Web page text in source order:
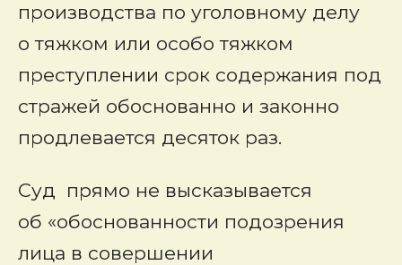
производства по уголовному делу
о тяжком или особо тяжком
преступлении срок содержания под
стражей обоснованно и законно
продлевается десяток раз.
Суд прямо не высказывается
об «обоснованности подозрения
лица в совершении